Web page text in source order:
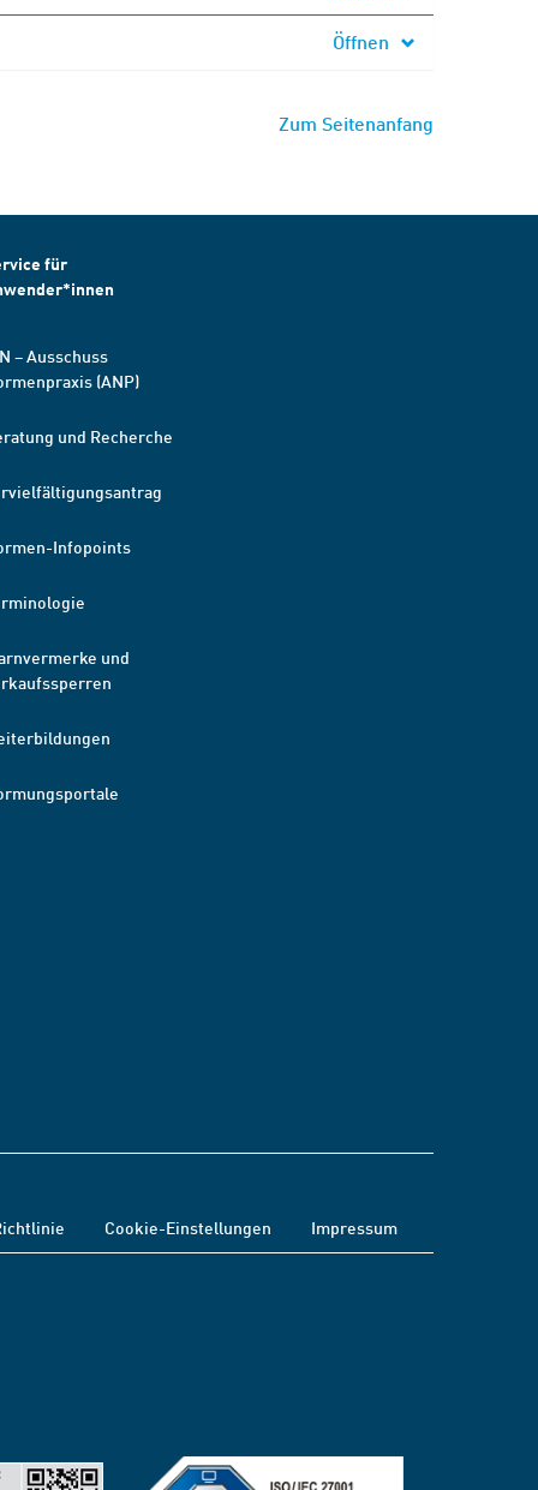
Öffnen
Zum Seitenanfang
für
– Ausschuss
(ANP)
und Recherche
Infopoints
und
Cookie-Einstellungen Impressum